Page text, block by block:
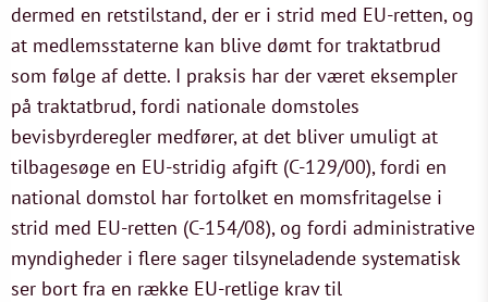
dermed en retstilstand, der er i strid med EU-retten, og
at medlemsstaterne kan blive dømt for traktatbrud
som følge af dette. I praksis har der været eksempler
på traktatbrud, fordi nationale domstoles
bevisbyrderegler medfører, at det bliver umuligt at
tilbagesøge en EU-stridig afgift (C-129/00), fordi en
national domstol har fortolket en momsfritagelse i
strid med EU-retten (C‑154/08), og fordi administrative
myndigheder i flere sager tilsyneladende systematisk
ser bort fra en række EU-retlige krav til